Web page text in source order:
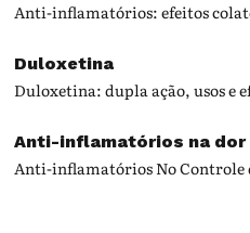
Anti-inflamatórios: efeitos
Duloxetina
Duloxetina: dupla ação, usos e
Anti-inflamatórios na dor
Anti-inflamatórios No Controle